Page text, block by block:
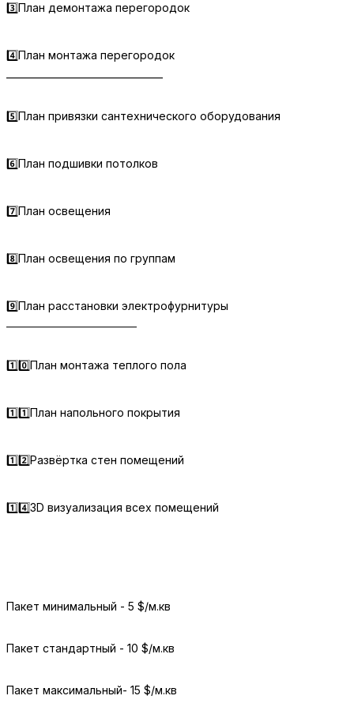
3️⃣План демонтажа перегородок
4️⃣План монтажа перегородок
5️⃣План привязки сантехнического оборудования
6️⃣План подшивки потолков
7️⃣План освещения
8️⃣План освещения по группам
9️⃣План расстановки электрофурнитуры
1️⃣0️⃣План монтажа теплого пола
1️⃣1️⃣План напольного покрытия
1️⃣2️⃣Развёртка стен помещений
1️⃣4️⃣3D визуализация всех помещений
Пакет минимальный - 5 $/м.кв
Пакет стандартный - 10 $/м.кв
Пакет максимальный- 15 $/м.кв